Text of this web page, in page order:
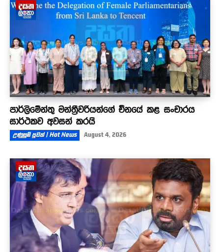
පාර්ලිමේන්තු මන්ත්‍රීවරියන්ගේ චීනයේ කළ සංචාරය
සාර්ථකව අවසන් කරයි
උණුසුම් පුවත් | Hot News August 4, 2026